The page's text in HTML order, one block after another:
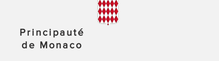
Principauté
de Monaco